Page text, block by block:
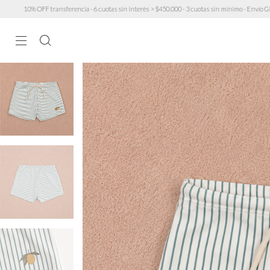
· 6 cuotas sin interés > $450.000 · 3 cuotas sin mínimo · Envío GRATIS a partir de